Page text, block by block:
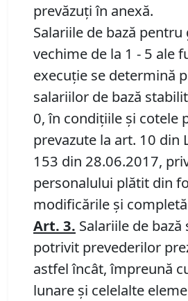
prevăzuţi în anexă.
Salariile de bază
vechime de la 1 - 5 ale
execuţie se determină
salariilor de bază
0, în condițiile și cotele
prevazute la art. 10 din
153 din 28.06.2017,
personalului plătit din
modificările și
Art. 3. Salariile de bază
potrivit prevederilor
astfel încât, împreună
lunare şi celelalte